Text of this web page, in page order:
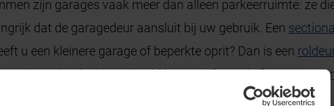
zijn garages vaak meer dan alleen parkeerruimte: ze
dat de garagedeur aansluit bij uw gebruik. Een
u een kleinere garage of beperkte oprit? Dan is een
dag gebruikt, bijvoorbeeld lopend of met de fiets, zijn
isolatie en inbraakwerende eigenschappen.